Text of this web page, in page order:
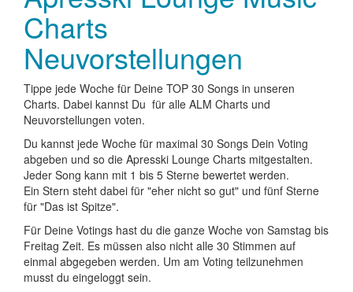
Charts
Neuvorstellungen
Tippe jede Woche für Deine TOP 30 Songs in unseren
Charts. Dabei kannst Du für alle ALM Charts und
Neuvorstellungen voten.
Du kannst jede Woche für maximal 30 Songs Dein Voting
abgeben und so die Apresski Lounge Charts mitgestalten.
Jeder Song kann mit 1 bis 5 Sterne bewertet werden.
Ein Stern steht dabei für "eher nicht so gut" und fünf Sterne
für "Das ist Spitze".
Für Deine Votings hast du die ganze Woche von Samstag bis
Freitag Zeit. Es müssen also nicht alle 30 Stimmen auf
einmal abgegeben werden. Um am Voting teilzunehmen
musst du eingeloggt sein.